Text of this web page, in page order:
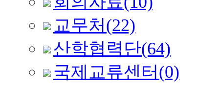
교무처 (22)
산학협력단(64)
국제교류센터 (0)